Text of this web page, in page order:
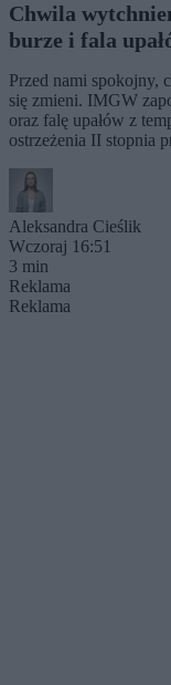
Chwila
burze i fala
Przed nami spokojny,
się zmieni. IMGW
oraz falę upałów z
ostrzeżenia II stopnia
Aleksandra Cieślik
Wczoraj 16:51
3 min
Reklama
Reklama